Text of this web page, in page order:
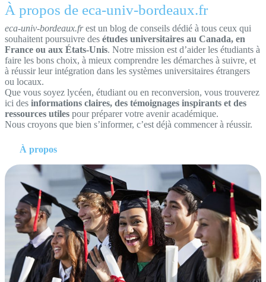
À propos de eca-univ-bordeaux.fr
eca-univ-bordeaux.frest un blog de conseils dédié à tous ceux qui
souhaitent poursuivre des études universitaires au Canada, en
France ou aux États-Unis. Notre mission est d’aider les étudiants à
faire les bons choix, à mieux comprendre les démarches à suivre, et
à réussir leur intégration dans les systèmes universitaires étrangers
ou locaux.
Que vous soyez lycéen, étudiant ou en reconversion, vous trouverez
ici des informations claires, des témoignages inspirants et des
ressources utiles pour préparer votre avenir académique.
Nous croyons que bien s’informer, c’est déjà commencer à réussir.
À propos